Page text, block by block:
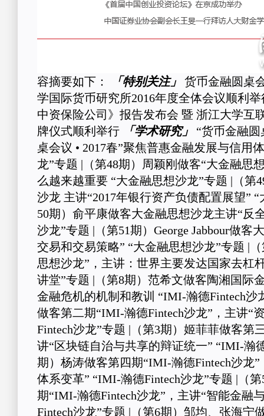
容摘要如下： 「特别关注」
货币金融圆桌
学国际货币研究所2016年度全体会议顺利
中资保险公司》报告发布会 暨 浙江大学互
牌仪式顺利举行
「学术研究」
“货币金融
桌会议 • 2017春”聚焦普惠金融发展与信用
龙”专题 |（第48期）周颖刚做客“大金融思
么越来越重要 “大金融思想沙龙”专题 |（第
沙龙 主讲“2017年银行资产负债配置展望”
50期）俞平康做客大金融思想沙龙主讲“反
沙龙”专题 |（第51期）George Jabbour做客
交易和交易策略” “大金融思想沙龙”专题 |
思想沙龙”，主讲：世界主要发达国家去杠
讲堂”专题 |（第8期）范希文做客陶湘国际
金融危机的机制和教训 “IMI-瀚德Fintech沙
做客第二期“IMI-瀚德Fintech沙龙”，主讲“
Fintech沙龙”专题 |（第3期）姬菲菲做客第
讲“区块链自治与共享的辩证统一” “IMI-瀚
期）杨涛做客第四期“IMI-瀚德Fintech沙龙
体系变革” “IMI-瀚德Fintech沙龙”专题 |（
期“IMI-瀚德Fintech沙龙”，主讲“智能金融
Fintech沙龙”专题 |（第6期）邹均、张海宁